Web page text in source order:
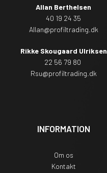
Allan Berthelsen
40 19 24 35
Allan@profiltrading.dk
Rikke Skougaard Ulriksen
22 56 79 80
Rsu@profiltrading.dk
INFORMATION
Om os
Kontakt